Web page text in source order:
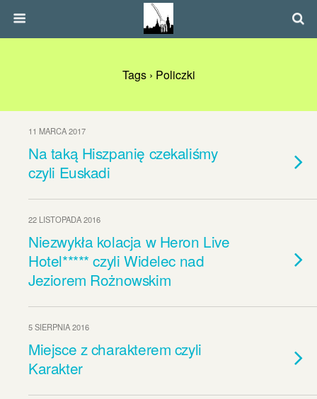
Tags › Policzki
11 MARCA 2017
Na taką Hiszpanię czekaliśmy
czyli Euskadi
22 LISTOPADA 2016
Niezwykła kolacja w Heron Live
Hotel***** czyli Widelec nad
Jeziorem Rożnowskim
5 SIERPNIA 2016
Miejsce z charakterem czyli
Karakter